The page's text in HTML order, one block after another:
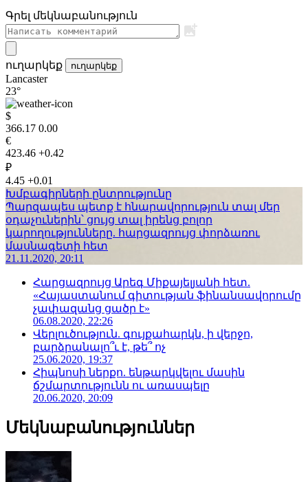
Գրել մեկնաբանություն
ուղարկեք ուղարկեք
Lancaster
23°
$
366.17 0.00
€
423.46 +0.42
₽
4.45 +0.01
Խմբագիրների ընտրությունը
Պարզապես պետք է հնարավորություն տալ մեր
օդաչուներին՝ ցույց տալ իրենց բոլոր
կարողությունները. հարցազրույց փորձառու
մասնագետի հետ
21.11.2020, 20:11
Հարցազրույց Արեգ Միքայելյանի հետ.
«Հայաստանում գիտության ֆինանսավորումը
չափազանց ցածր է»
06.08.2020, 22:26
Վերլուծություն. գույքահարկն, ի վերջո,
բարձրանալո՞ւ է, թե՞ ոչ
25.06.2020, 19:37
Հիպնոսի ներքո. ենթարկվելու մասին
ճշմարտությունն ու առասպելը
20.06.2020, 20:09
Մեկնաբանություններ